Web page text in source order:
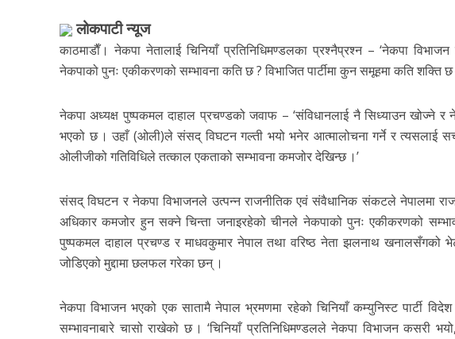
लोकपाटी न्यूज
काठमाडाैँ। नेकपा नेतालाई चिनियाँ प्रतिनिधिमण्डलका प्रश्नैप्रश्न – ‘नेकपा
नेकपाको पुनः एकीकरणको सम्भावना कति छ ? विभाजित पार्टीमा कुन समूहमा कति शक्ति
नेकपा अध्यक्ष पुष्पकमल दाहाल प्रचण्डको जवाफ – ‘संविधानलाई नै सिध्याउन खोज्ने र
भएको छ । उहाँ (ओली)ले संसद् विघटन गल्ती भयो भनेर आत्मालोचना गर्ने र त्यसलाई
ओलीजीको गतिविधिले तत्काल एकताको सम्भावना कमजोर देखिन्छ ।’
संसद् विघटन र नेकपा विभाजनले उत्पन्न राजनीतिक एवं संवैधानिक संकटले नेपालमा
अधिकार कमजोर हुन सक्ने चिन्ता जनाइरहेको चीनले नेकपाको पुनः एकीकरणको
पुष्पकमल दाहाल प्रचण्ड र माधवकुमार नेपाल तथा वरिष्ठ नेता झलनाथ खनालसँगको
जोडिएको मुद्दामा छलफल गरेका छन् ।
नेकपा विभाजन भएको एक सातामै नेपाल भ्रमणमा रहेको चिनियाँ कम्युनिस्ट पार्टी
सम्भावनाबारे चासो राखेको छ । ‘चिनियाँ प्रतिनिधिमण्डलले नेकपा विभाजन कसरी